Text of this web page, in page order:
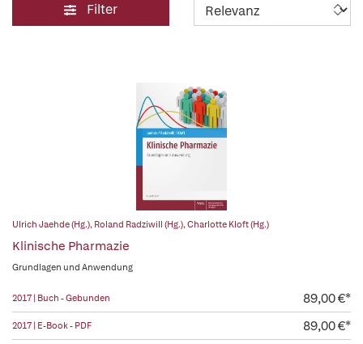
Filter
Ulrich Jaehde (Hg.), Roland Radziwill (Hg.),Charlotte Kloft (Hg.)
Klinische Pharmazie
Grundlagen und Anwendung
2017 | Buch - Gebunden 89,00 €*
2017 | E-Book - PDF 89,00 €*